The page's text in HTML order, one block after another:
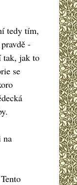
tedy tím,
-
tak, jak to
se
na